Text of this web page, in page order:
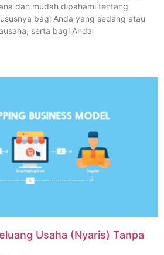
dan mudah dipahami tentang
bagi Anda yang sedang atau
serta bagi Anda
Usaha (Nyaris) Tanpa